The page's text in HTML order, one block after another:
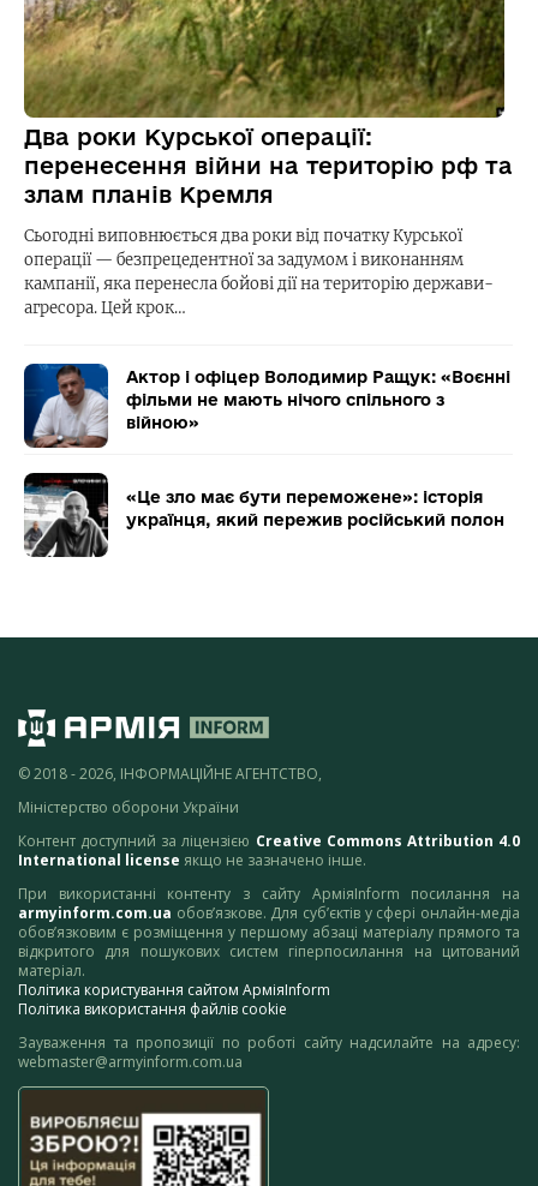
Два роки Курської операції:
перенесення війни на територію рф та
злам планів Кремля
Сьогодні виповнюється два роки від початку Курської
операції — безпрецедентної за задумом і виконанням
кампанії, яка перенесла бойові дії на територію держави-
агресора. Цей крок…
Актор і офіцер Володимир Ращук: «Воєнні
фільми не мають нічого спільного з
війною»
«Це зло має бути переможене»: історія
українця, який пережив російський полон
© 2018 - 2026, ІНФОРМАЦІЙНЕ АГЕНТСТВО,
Міністерство оборони України
Контент доступний за ліцензією Creative Commons Attribution 4.0
International license якщо не зазначено інше.
При використанні контенту з сайту АрміяInform посилання на
armyinform.com.ua обов’язкове. Для суб’єктів у сфері онлайн-медіа
обов’язковим є розміщення у першому абзаці матеріалу прямого та
відкритого для пошукових систем гіперпосилання на цитований
матеріал.
Політика користування сайтом АрміяInform
Політика використання файлів cookie
Зауваження та пропозиції по роботі сайту надсилайте на адресу:
webmaster@armyinform.com.ua